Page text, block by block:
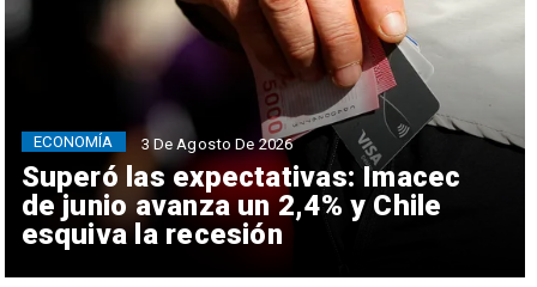
Superó las expectativas: Imacec
de junio avanza un 2,4% y Chile
esquiva la recesión
ECONOMÍA 3 De Agosto De 2026